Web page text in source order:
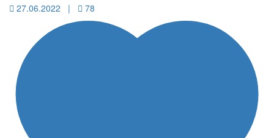
27.06.2022 |
78